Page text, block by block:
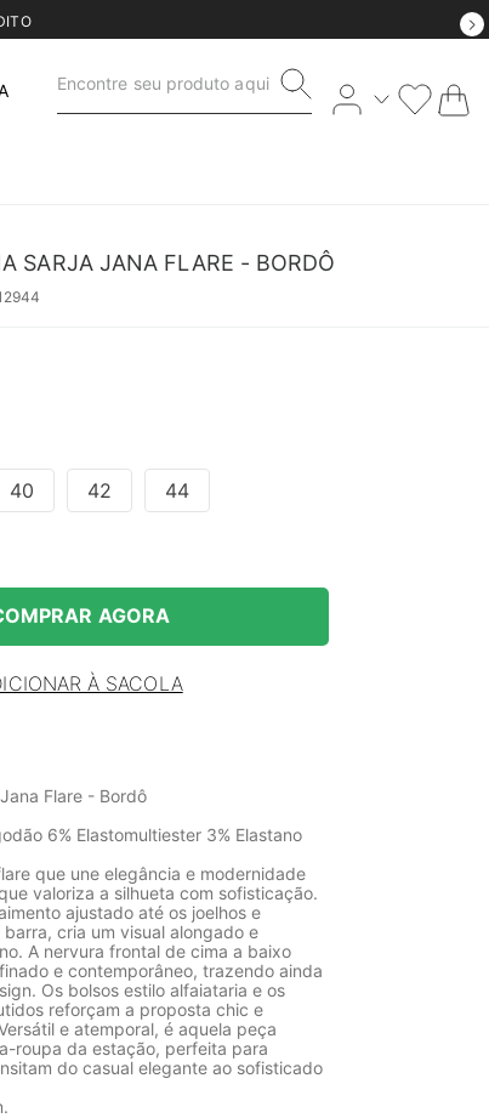
Encontre seu produto aqui
SARJA JANA FLARE - BORDÔ
40 42 44
AGORA
À SACOLA
Flare - Bordô
6% Elastomultiester 3% Elastano
que une elegância e modernidade
valoriza a silhueta com sofisticação.
ajustado até os joelhos e
cria um visual alongado e
A nervura frontal de cima a baixo
e contemporâneo, trazendo ainda
Os bolsos estilo alfaiataria e os
reforçam a proposta chic e
e atemporal, é aquela peça
roupa da estação, perfeita para
do casual elegante ao sofisticado